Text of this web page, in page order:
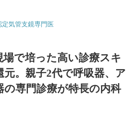
気管支鏡専門医
場で培った高い診療スキ
元。親子2代で呼吸器、ア
の専門診療が特長の内科